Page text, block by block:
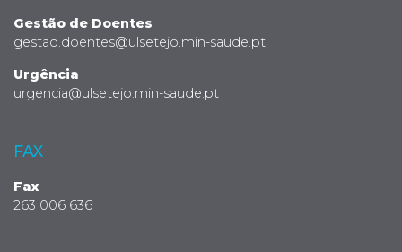
Gestão de Doentes
gestao.doentes@ulsetejo.min-saude.pt
Urgência
urgencia@ulsetejo.min-saude.pt
FAX
Fax
263 006 636